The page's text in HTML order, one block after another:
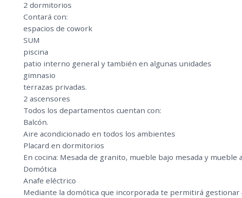
2 dormitorios
Contará con:
espacios de cowork
SUM
piscina
patio interno general y también en algunas unidades
gimnasio
terrazas privadas.
2 ascensores
Todos los departamentos cuentan con:
Balcón.
Aire acondicionado en todos los ambientes
Placard en dormitorios
En cocina: Mesada de granito, mueble bajo mesada y mueble
Domótica
Anafe eléctrico
Mediante la domótica que incorporada te permitirá